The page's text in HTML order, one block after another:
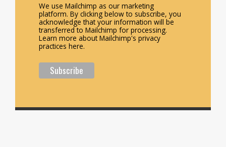
We use Mailchimp as our marketing
platform. By clicking below to subscribe, you
acknowledge that your information will be
transferred to Mailchimp for processing.
Learn more about Mailchimp's privacy
practices here.